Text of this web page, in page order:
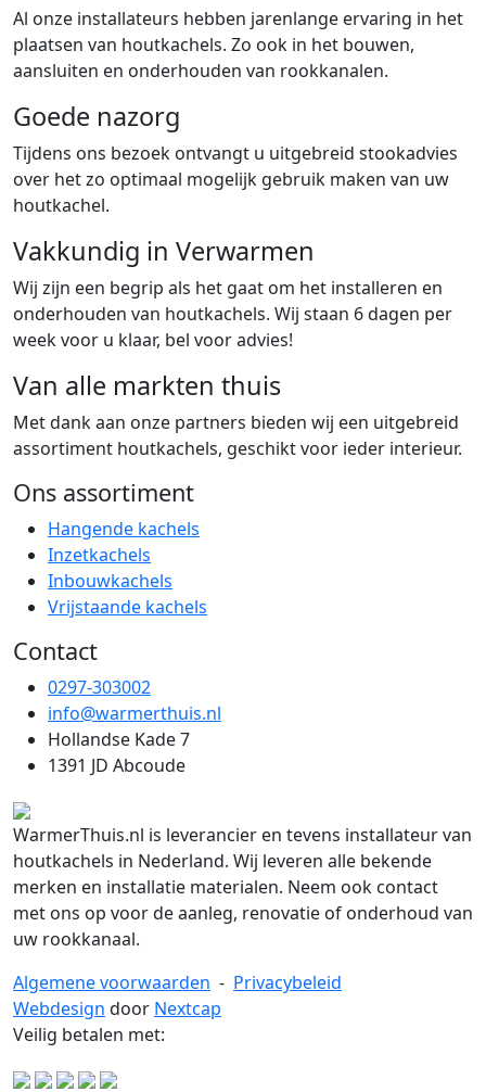
Al onze installateurs hebben jarenlange ervaring in het
plaatsen van houtkachels. Zo ook in het bouwen,
aansluiten en onderhouden van rookkanalen.
Goede nazorg
Tijdens ons bezoek ontvangt u uitgebreid stookadvies
over het zo optimaal mogelijk gebruik maken van uw
houtkachel.
Vakkundig in Verwarmen
Wij zijn een begrip als het gaat om het installeren en
onderhouden van houtkachels. Wij staan 6 dagen per
week voor u klaar, bel voor advies!
Van alle markten thuis
Met dank aan onze partners bieden wij een uitgebreid
assortiment houtkachels, geschikt voor ieder interieur.
Ons assortiment
Hangende kachels
Inzetkachels
Inbouwkachels
Vrijstaande kachels
Contact
0297-303002
info@warmerthuis.nl
Hollandse Kade 7
1391 JD Abcoude
WarmerThuis.nl is leverancier en tevens installateur van
houtkachels in Nederland. Wij leveren alle bekende
merken en installatie materialen. Neem ook contact
met ons op voor de aanleg, renovatie of onderhoud van
uw rookkanaal.
Algemene voorwaarden - Privacybeleid
Webdesign door Nextcap
Veilig betalen met: